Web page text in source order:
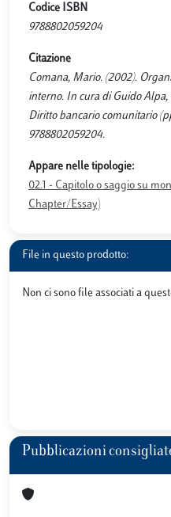
Codice ISBN
9788802059204
Citazione
Comana, Mario. (2002).
interno. In cura di Guido Alpa,
Diritto bancario comunitario
9788802059204.
Appare nelle tipologie:
02.1 - Capitolo o saggio su
Chapter/Essay)
File in questo prodotto:
Non ci sono file associati a
Pubblicazioni